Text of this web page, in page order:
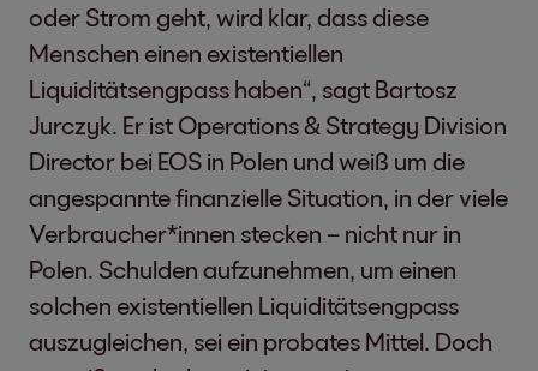
oder Strom geht, wird klar, dass diese
Menschen einen existentiellen
Liquiditätsengpass haben“, sagt Bartosz
Jurczyk. Er ist Operations & Strategy Division
Director bei EOS in Polen und weiß um die
angespannte finanzielle Situation, in der viele
Verbraucher*innen stecken – nicht nur in
Polen. Schulden aufzunehmen, um einen
solchen existentiellen Liquiditätsengpass
auszugleichen, sei ein probates Mittel. Doch